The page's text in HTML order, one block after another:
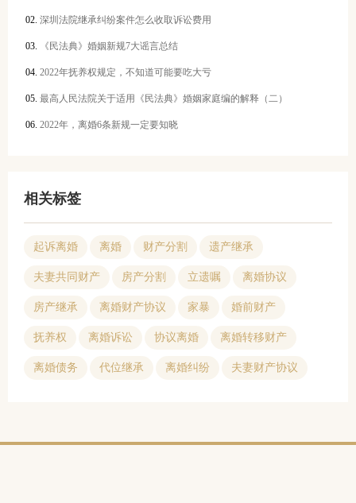
深圳法院继承纠纷案件怎么收取诉讼费用
《民法典》婚姻新规7大谣言总结
2022年抚养权规定，不知道可能要吃大亏
最高人民法院关于适用《民法典》婚姻家庭编的解释（二）
2022年，离婚6条新规一定要知晓
相关标签
起诉离婚 离婚 财产分割 遗产继承
夫妻共同财产 房产分割 立遗嘱 离婚协议
房产继承 离婚财产协议 家暴 婚前财产
抚养权 离婚诉讼 协议离婚 离婚转移财产
离婚债务 代位继承 离婚纠纷 夫妻财产协议